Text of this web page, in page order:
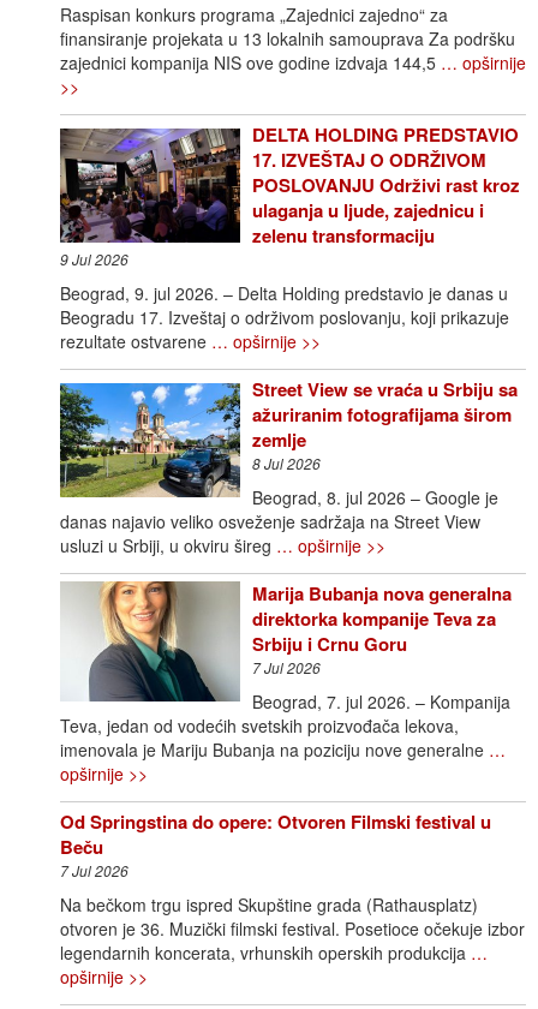
Raspisan konkurs programa „Zajednici zajedno“ za
finansiranje projekata u 13 lokalnih samouprava Za podršku
zajednici kompanija NIS ove godine izdvaja 144,5 … opširnije
>>
DELTA HOLDING PREDSTAVIO
17. IZVEŠTAJ O ODRŽIVOM
POSLOVANJU Održivi rast kroz
ulaganja u ljude, zajednicu i
zelenu transformaciju
9 Jul 2026
Beograd, 9. jul 2026. – Delta Holding predstavio je danas u
Beogradu 17. Izveštaj o održivom poslovanju, koji prikazuje
rezultate ostvarene … opširnije >>
Street View se vraća u Srbiju sa
ažuriranim fotografijama širom
zemlje
8 Jul 2026
Beograd, 8. jul 2026 – Google je
danas najavio veliko osveženje sadržaja na Street View
usluzi u Srbiji, u okviru šireg … opširnije >>
Marija Bubanja nova generalna
direktorka kompanije Teva za
Srbiju i Crnu Goru
7 Jul 2026
Beograd, 7. jul 2026. – Kompanija
Teva, jedan od vodećih svetskih proizvođača lekova,
imenovala je Mariju Bubanja na poziciju nove generalne …
opširnije >>
Od Springstina do opere: Otvoren Filmski festival u
Beču
7 Jul 2026
Na bečkom trgu ispred Skupštine grada (Rathausplatz)
otvoren je 36. Muzički filmski festival. Posetioce očekuje izbor
legendarnih koncerata, vrhunskih operskih produkcija …
opširnije >>